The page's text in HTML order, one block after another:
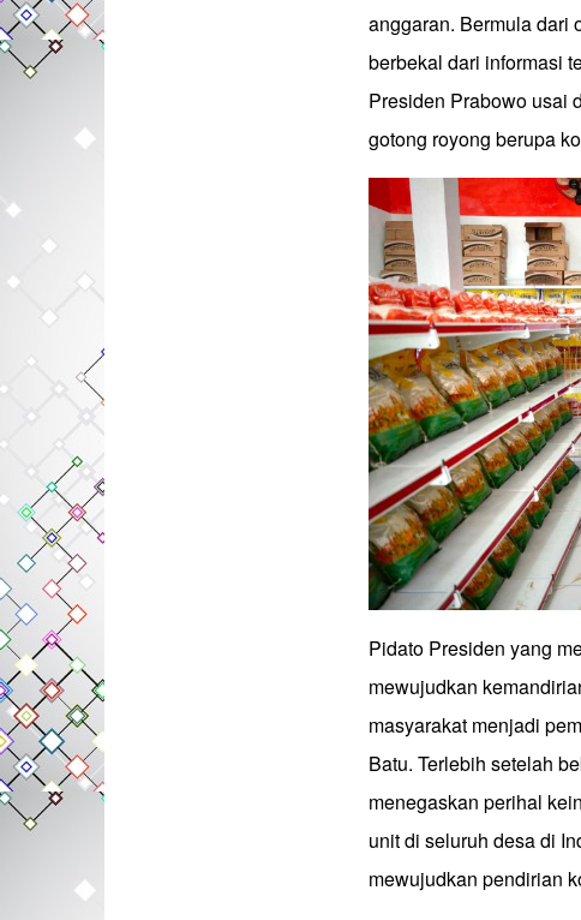
anggaran. Bermula dari
berbekal dari informasi
Presiden Prabowo usai
gotong royong berupa
Pidato Presiden yang
mewujudkan
masyarakat menjadi
Batu. Terlebih setelah
menegaskan perihal
unit di seluruh desa di
mewujudkan pendirian